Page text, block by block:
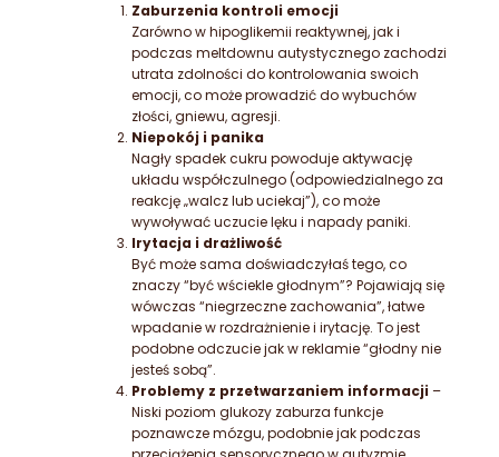
Zaburzenia kontroli emocji
Zarówno w hipoglikemii reaktywnej, jak i
podczas meltdownu autystycznego zachodzi
utrata zdolności do kontrolowania swoich
emocji, co może prowadzić do wybuchów
złości, gniewu, agresji.
Niepokój i panika
Nagły spadek cukru powoduje aktywację
układu współczulnego (odpowiedzialnego za
reakcję „walcz lub uciekaj”), co może
wywoływać uczucie lęku i napady paniki.
Irytacja i drażliwość
Być może sama doświadczyłaś tego, co
znaczy “być wściekle głodnym”? Pojawiają się
wówczas “niegrzeczne zachowania”, łatwe
wpadanie w rozdrażnienie i irytację. To jest
podobne odczucie jak w reklamie “głodny nie
jesteś sobą”.
Problemy z przetwarzaniem informacji –
Niski poziom glukozy zaburza funkcje
poznawcze mózgu, podobnie jak podczas